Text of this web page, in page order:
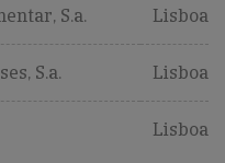
S.a. Lisboa
S.a. Lisboa
Lisboa